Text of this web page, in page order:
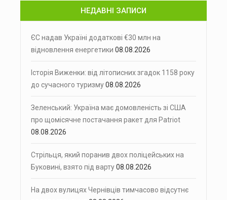
НЕДАВНІ ЗАПИСИ
ЄС надав Україні додаткові €30 млн на
відновлення енергетики 08.08.2026
Історія Виженки: від літописних згадок 1158 року
до сучасного туризму08.08.2026
Зеленський: Україна має домовленість зі США
про щомісячне постачання ракет для Patriot
08.08.2026
Стрільця, який поранив двох поліцейських на
Буковині, взято під варту08.08.2026
На двох вулицях Чернівців тимчасово відсутнє